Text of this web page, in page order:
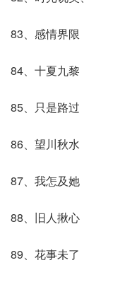
83、感情界限
84、十夏九黎
85、只是路过
86、望川秋水
87、我怎及她
88、旧人揪心
89、花事未了